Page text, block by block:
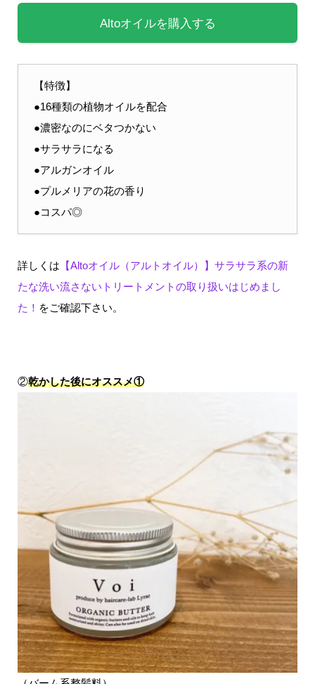
Altoオイルを購入する
【特徴】
●16種類の植物オイルを配合
●濃密なのにベタつかない
●サラサラになる
●アルガンオイル
●プルメリアの花の香り
●コスパ◎
詳しくは 【Altoオイル（アルトオイル）】サラサラ系の新
たな洗い流さないトリートメントの取り扱いはじめまし
た！ をご確認下さい。
②乾かした後にオススメ①